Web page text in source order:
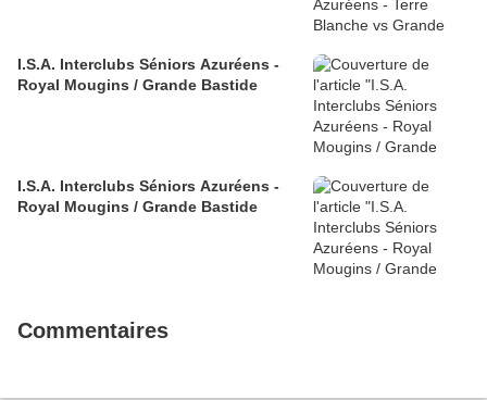
I.S.A. Interclubs Séniors Azuréens -
Royal Mougins / Grande Bastide
I.S.A. Interclubs Séniors Azuréens -
Royal Mougins / Grande Bastide
Commentaires